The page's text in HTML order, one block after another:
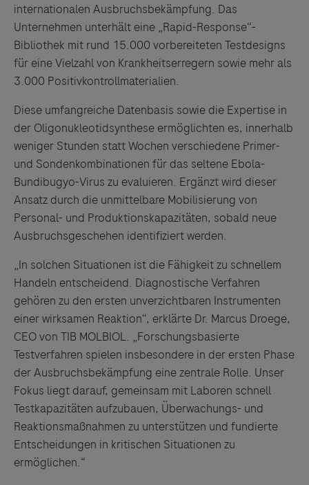
internationalen Ausbruchsbekämpfung. Das
Unternehmen unterhält eine „Rapid-Response“-
Bibliothek mit rund 15.000 vorbereiteten Testdesigns
für eine Vielzahl von Krankheitserregern sowie mehr als
3.000 Positivkontrollmaterialien.
Diese umfangreiche Datenbasis sowie die Expertise in
der Oligonukleotidsynthese ermöglichten es, innerhalb
weniger Stunden statt Wochen verschiedene Primer-
und Sondenkombinationen für das seltene Ebola-
Bundibugyo-Virus zu evaluieren. Ergänzt wird dieser
Ansatz durch die unmittelbare Mobilisierung von
Personal- und Produktionskapazitäten, sobald neue
Ausbruchsgeschehen identifiziert werden.
„In solchen Situationen ist die Fähigkeit zu schnellem
Handeln entscheidend. Diagnostische Verfahren
gehören zu den ersten unverzichtbaren Instrumenten
einer wirksamen Reaktion“, erklärte Dr. Marcus Droege,
CEO von TIB MOLBIOL. „Forschungsbasierte
Testverfahren spielen insbesondere in der ersten Phase
der Ausbruchsbekämpfung eine zentrale Rolle. Unser
Fokus liegt darauf, gemeinsam mit Laboren schnell
Testkapazitäten aufzubauen, Überwachungs- und
Reaktionsmaßnahmen zu unterstützen und fundierte
Entscheidungen in kritischen Situationen zu
ermöglichen.“